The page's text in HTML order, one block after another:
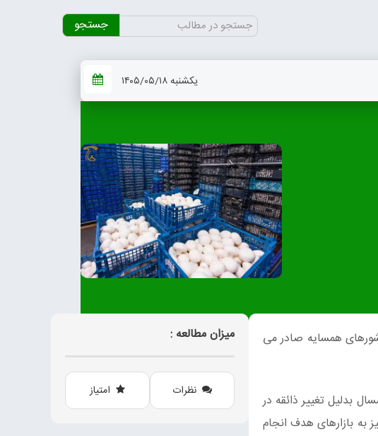
جستجو
برای:
یکشنبه ۱۴۰۵/۰۵/۱۸
قارچ خوراکی گفت: اکنون روزانه 20 الی 25 تن قارچ به کشورهای همسایه صادر می
بدلیل تغییر ذائقه در
بازارهای هدف انجام
میزان مطالعه :
نظرات امتیاز